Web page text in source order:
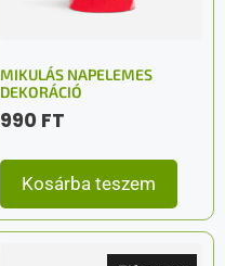
MIKULÁS NAPELEMES
DEKORÁCIÓ
990 FT
Kosárba teszem